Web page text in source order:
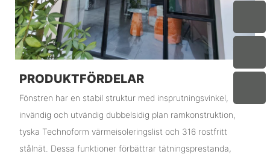
PRODUKTFÖRDELAR
Fönstren har en stabil struktur med insprutningsvinkel,
invändig och utvändig dubbelsidig plan ramkonstruktion,
tyska Technoform värmeisoleringslist och 316 rostfritt
stålnät. Dessa funktioner förbättrar tätningsprestanda,